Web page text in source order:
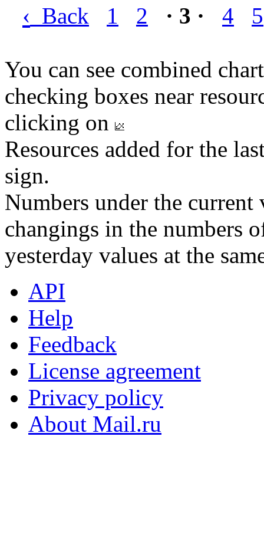
‹ Back 1 2 · 3 · 4 5
You can see combined
checking boxes near
clicking on
Resources added for the
sign.
Numbers under the
changings in the numbers
yesterday values at the
API
Help
Feedback
License agreement
Privacy policy
About Mail.ru